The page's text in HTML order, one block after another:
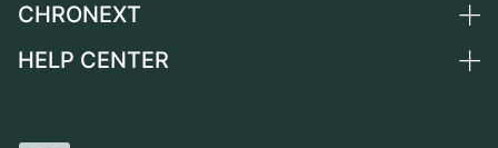
Suisse
France
Independent Brands
Vendre une montre
CHRONEXT
Qui sommes-nous ?
HELP CENTER